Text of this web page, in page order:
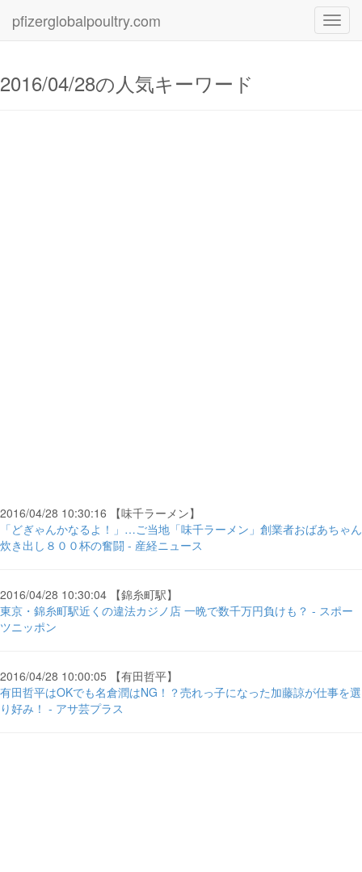
pfizerglobalpoultry.com
2016/04/28の人気キーワード
2016/04/28 10:30:16 【味千ラーメン】
「どぎゃんかなるよ！」…ご当地「味千ラーメン」創業者おばあちゃん
炊き出し８００杯の奮闘 - 産経ニュース
2016/04/28 10:30:04 【錦糸町駅】
東京・錦糸町駅近くの違法カジノ店 一晩で数千万円負けも？ - スポー
ツニッポン
2016/04/28 10:00:05 【有田哲平】
有田哲平はOKでも名倉潤はNG！？売れっ子になった加藤諒が仕事を選
り好み！ - アサ芸プラス